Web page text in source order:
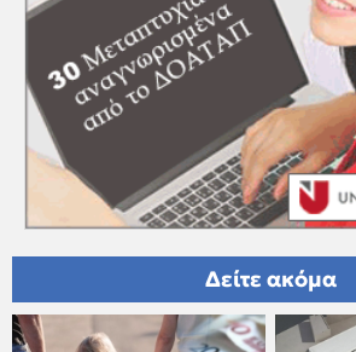
Δείτε ακόμα